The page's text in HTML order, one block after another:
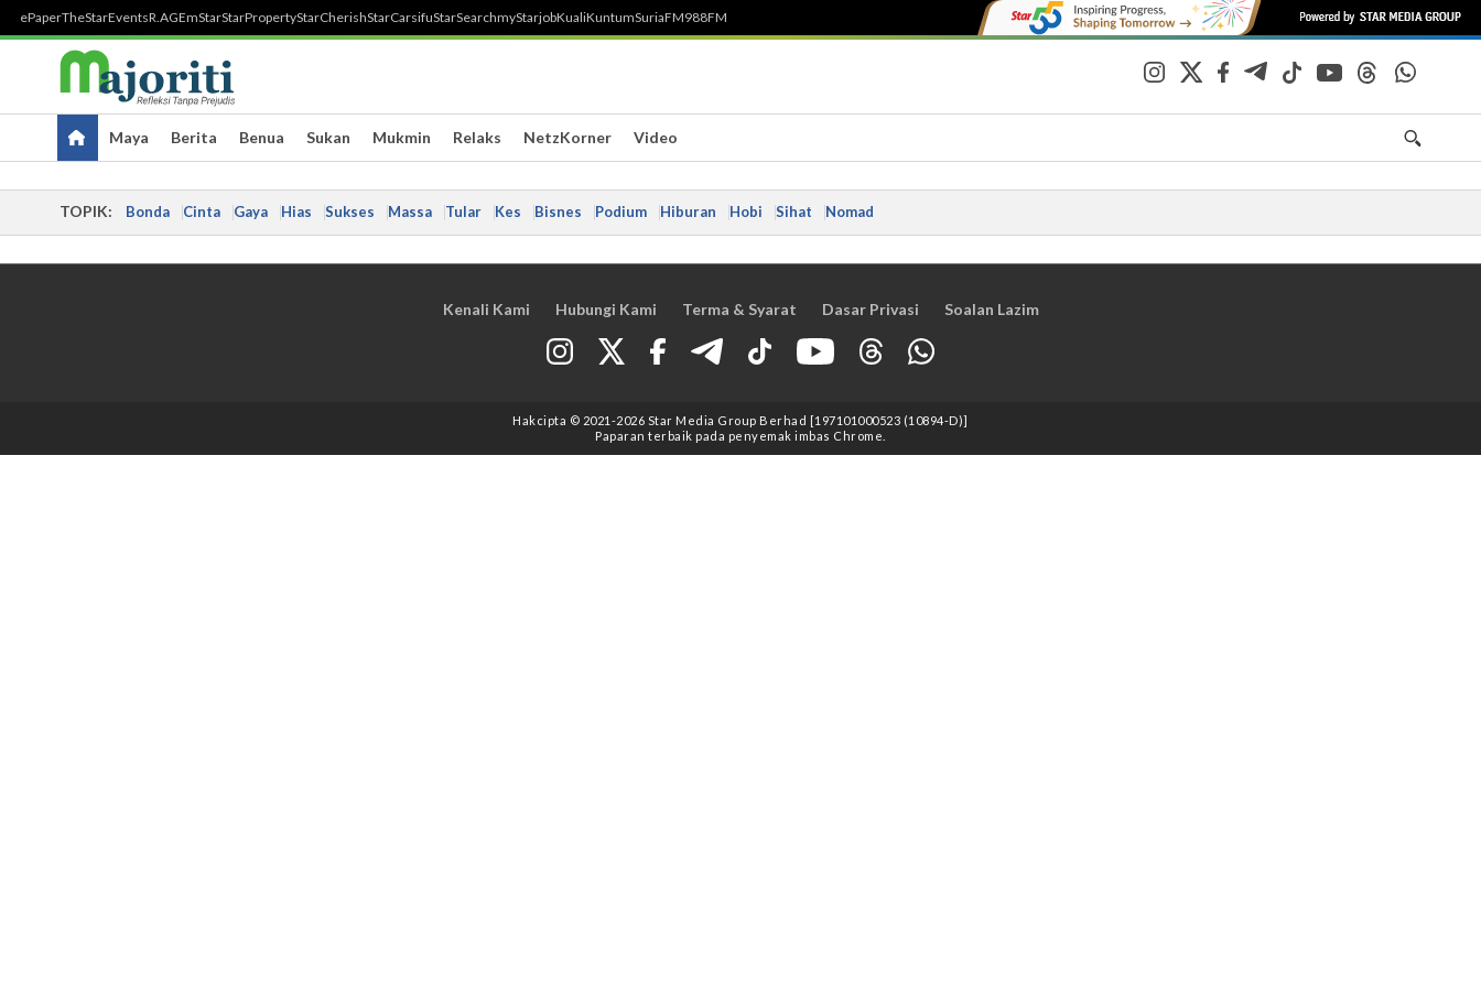
ePaperTheStarEventsR.AGEmStarStarPropertyStarCherishStarCarsifuStarSearchmyStarjobKualiKuntumSuriaFM988FM
Maya Berita Benua Sukan Mukmin Relaks NetzKorner Video
TOPIK: Bonda Cinta Gaya Hias Sukses Massa Tular Kes Bisnes Podium Hiburan Hobi Sihat Nomad
Kenali Kami Hubungi Kami Terma & Syarat Dasar Privasi Soalan Lazim
Hakcipta © 2021 -2026 Star Media Group Berhad [197101000523 (10894-D)]
Paparan terbaik pada penyemak imbas Chrome.